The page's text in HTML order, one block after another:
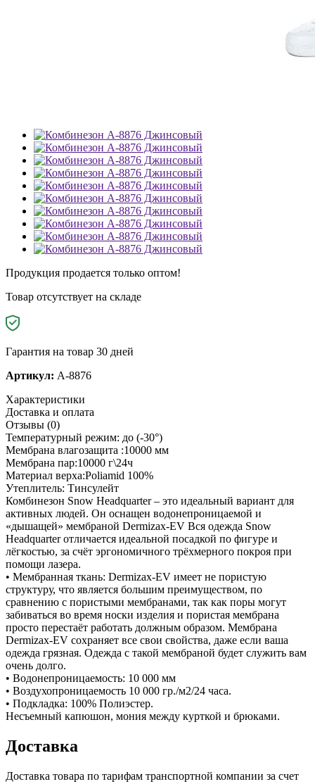
Продукция продается только оптом!
Товар отсутствует на складе
Гарантия на товар 30 дней
Артикул: A-8876
Характеристики
Доставка и оплата
Отзывы (0)
Температурный режим: до (-30°)
Мембрана влагозащита :10000 мм
Мембрана пар:10000 г\24ч
Материал верха:Poliamid 100%
Утеплитель: Тинсулейт
Комбинезон Snow Headquarter – это идеальный вариант для
активных людей. Он оснащен водонепроницаемой и
«дышащей» мембраной Dermizax-EV Вся одежда Snow
Headquarter отличается идеальной посадкой по фигуре и
лёгкостью, за счёт эргономичного трёхмерного покроя при
помощи лазера.
• Мембранная ткань: Dermizax-EV имеет не пористую
структуру, что является большим преимуществом, по
сравнению с пористыми мембранами, так как поры могут
забиваться во время носки изделия и пористая мембрана
просто перестаёт работать должным образом. Мембрана
Dermizax-EV сохраняет все свои свойства, даже если ваша
одежда грязная. Одежда с такой мембраной будет служить вам
очень долго.
• Водонепроницаемость: 10 000 мм
• Воздухопроницаемость 10 000 гр./м2/24 часа.
• Подкладка: 100% Полиэстер.
Несъемный капюшон, мония между курткой и брюками.
Доставка
Доставка товара по тарифам транспортной компании за счет